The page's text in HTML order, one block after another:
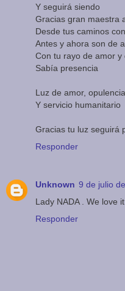
Y seguirá siendo
Gracias gran maestra
Desde tus caminos
Antes y ahora son de
Con tu rayo de amor y
Sabía presencia
Luz de amor, opulencia
Y servicio humanitario
Gracias tu luz seguirá
Responder
Unknown 9 de julio
Lady NADA . We love it
Responder